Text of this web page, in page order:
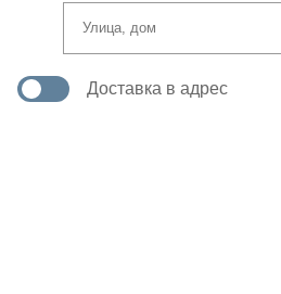
Доставка в адрес